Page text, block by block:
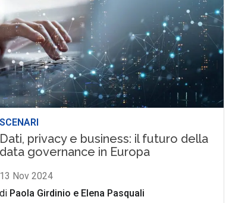
SCENARI
Dati, privacy e business: il futuro della
data governance in Europa
13 Nov 2024
di Paola Girdinio e Elena Pasquali